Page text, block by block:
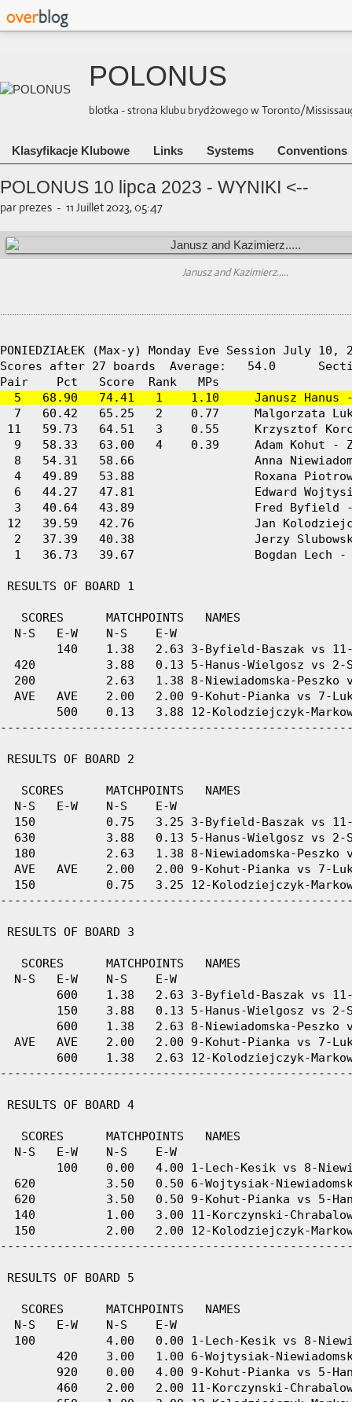
POLONUS
blotka - strona klubu brydżowego w Toronto/
Klasyfikacje Klubowe Links Systems Conventions
POLONUS 10 lipca 2023 - WYNIKI <--
par prezes - 11 Juillet 2023, 05:47
Janusz and Kazimierz.....
PONIEDZIAŁEK (Max-y) Monday Eve Session July 10,
Scores after 27 boards  Average:   54.0
5   68.90   74.41   1    1.10     Janusz Hanus